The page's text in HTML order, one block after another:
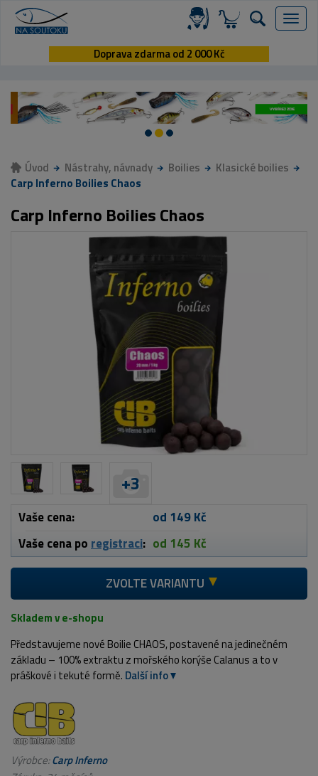
Menu
Doprava zdarma od 2 000 Kč
Úvod Nástrahy, návnady Boilies
Klasické boilies
Carp Inferno Boilies Chaos
Carp Inferno Boilies Chaos
+3
Vaše cena:
od 149 Kč
Vaše cena po registraci: od 145 Kč
ZVOLTE VARIANTU
Skladem v e-shopu
Představujeme nové Boilie CHAOS, postavené na jedinečném
základu – 100% extraktu z mořského korýše Calanus a to v
práškové i tekuté formě. Další info
Výrobce:Carp Inferno